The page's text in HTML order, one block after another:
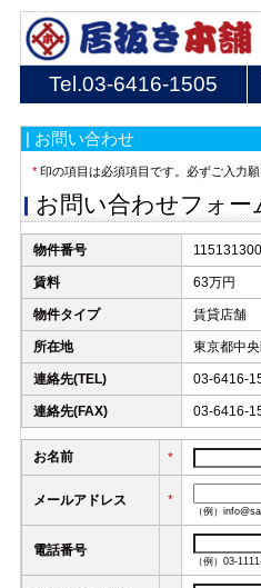
Tel.03-6416-1505
| お問い合わせ
*印の項目は必須項目です。必ずご入力願
お問い合わせフォー
物件番号
賃料 63万円
物件タイプ 賃貸店舗
所在地 東京都中
連絡先(TEL) 03-6416-
連絡先(FAX) 03-6416-
お名前 *
メールアドレス *
（例）
電話番号
（例）03-